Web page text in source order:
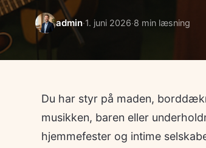
admin·1. juni 2026·8 min læsning
Du har styr på maden,
musikken, baren eller
hjemmefester og intime